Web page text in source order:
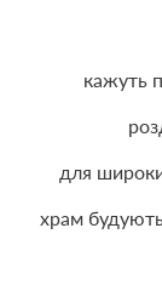
кажуть
для
храм